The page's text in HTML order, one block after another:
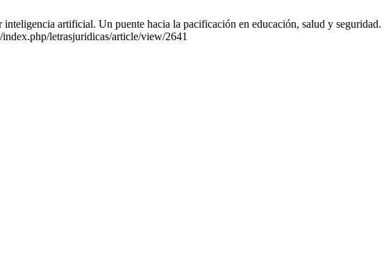
artificial. Un puente hacia la pacificación en educación, salud y
letrasjuridicas/article/view/2641